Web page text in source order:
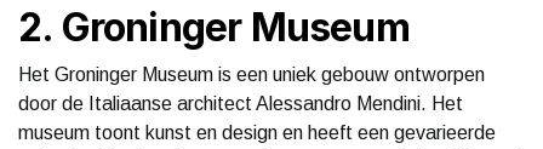
2. Groninger Museum
Het Groninger Museum is een uniek gebouw ontworpen
door de Italiaanse architect Alessandro Mendini. Het
museum toont kunst en design en heeft een gevarieerde